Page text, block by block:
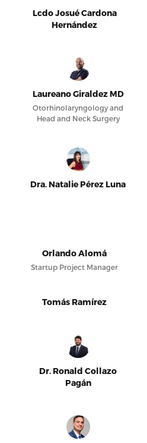
Lcdo Josué Cardona
Hernández
Laureano Giraldez MD
Otorhinolaryngology and
Head and Neck Surgery
Dra. Natalie Pérez Luna
Orlando Alomá
Startup Project Manager
Tomás Ramírez
Dr. Ronald Collazo
Pagán